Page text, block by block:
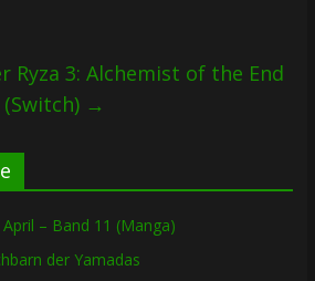
Ryza 3: Alchemist of the End
→
– Band 11 (Manga)
der Yamadas